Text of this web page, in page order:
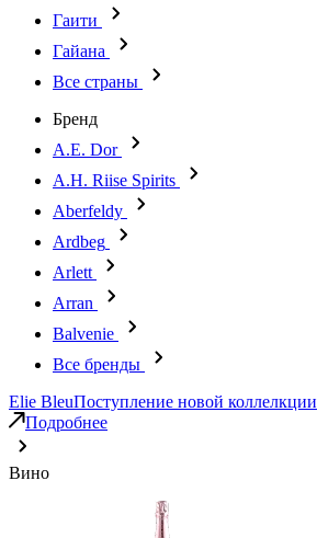
Гаити
Гайана
Все страны
Бренд
A.E. Dor
A.H. Riise Spirits
Aberfeldy
Ardbeg
Arlett
Arran
Balvenie
Все бренды
Elie BleuПоступление новой коллелкции
Подробнее
Вино